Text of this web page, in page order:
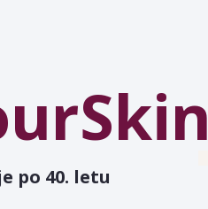
po 40. letu